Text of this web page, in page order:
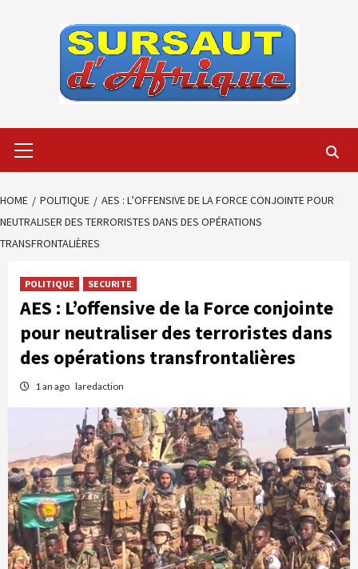
Menu
HOME POLITIQUE
AES : L’OFFENSIVE DE LA FORCE CONJOINTE POUR
NEUTRALISER DES TERRORISTES DANS DES OPÉRATIONS
TRANSFRONTALIÈRES
POLITIQUE SECURITE
AES : L’offensive de la Force conjointe
pour neutraliser des terroristes dans
des opérations transfrontalières
1 an ago laredaction